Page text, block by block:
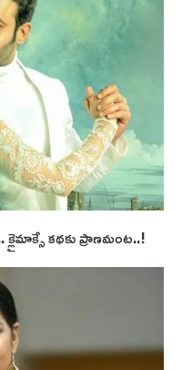
కథకు ప్రాణమంట..!